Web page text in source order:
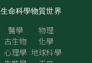
生命科學
醫學
古生物
心理學
物質世界
物理
化學
地球科學